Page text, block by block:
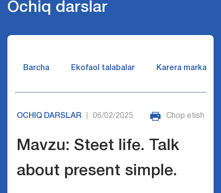
Ochiq darslar
Barcha Ekofaol talabalar Karera markazi
OCHIQ DARSLAR 06/02/2025 Chop etish
Mavzu: Steet life. Talk
about present simple.